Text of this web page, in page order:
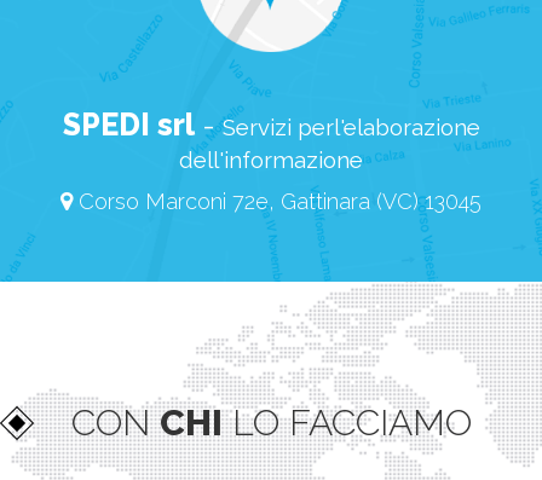
SPEDI srl-Servizi perl'elaborazione
dell'informazione
Corso Marconi 72e, Gattinara (VC) 13045
CONCHILO FACCIAMO